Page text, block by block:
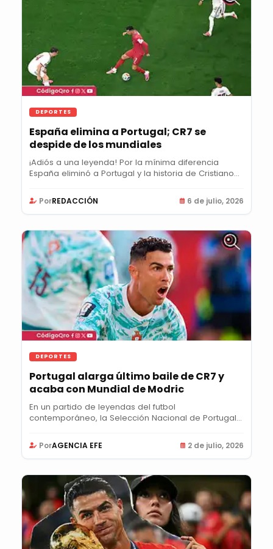
DEPORTES
España elimina a Portugal; CR7 se
despide de los mundiales
¡Adiós a una leyenda! Por la mínima diferencia
España eliminó a Portugal y la historia de Cristiano...
PorREDACCIÓN 6 de julio, 2026
DEPORTES
Portugal alarga último baile de CR7 y
acaba con Mundial de Modric
En un partido de leyendas del futbol
contemporáneo, la Selección Nacional de Portugal
PorAGENCIA EFE 2 de julio, 2026